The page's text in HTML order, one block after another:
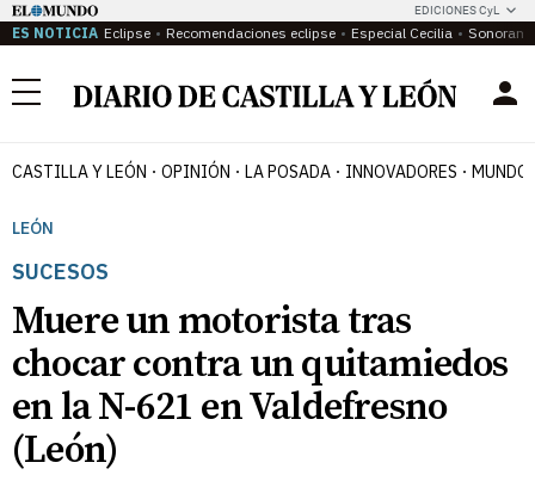
EDICIONES CyL
ES NOTICIA Eclipse Recomendaciones eclipse Especial Cecilia
Menú
CASTILLA Y LEÓN OPINIÓN LA POSADA INNOVADORES MUNDO
LEÓN
SUCESOS
Muere un motorista tras
chocar contra un quitamiedos
en la N-621 en Valdefresno
(León)